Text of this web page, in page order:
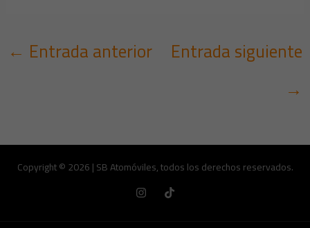
← Entrada anterior
Entrada siguiente
→
Copyright © 2026 | SB Atomóviles, todos los derechos reservados.